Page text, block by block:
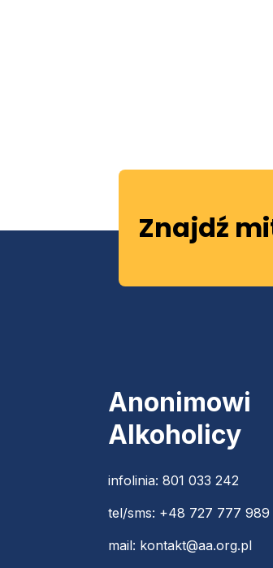
Znajdź
Anonimowi
Alkoholicy
infolinia: 801 033 242
tel/sms: +48 727 777 989
mail: kontakt@aa.org.pl